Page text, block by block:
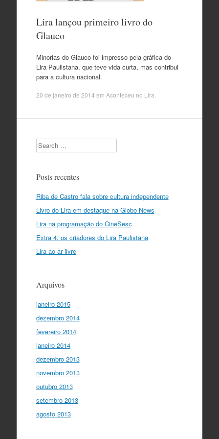
Lira lançou primeiro livro do
Glauco
Minorias do Glauco foi impresso pela gráfica do
Lira Paulistana, que teve vida curta, mas contribui
para a cultura nacional.
20 de janeiro de 2014 em Aconteceu no Lira
Search
Posts recentes
Riba de Castro fala sobre cultura independente
Livro do Lira em destaque na Globo News
Lira na programação do CineSesc
Extra 4: os criadores do Lira Paulistana
Lira ao ar livre
Arquivos
janeiro 2015
dezembro 2014
fevereiro 2014
janeiro 2014
dezembro 2013
novembro 2013
outubro 2013
setembro 2013
agosto 2013